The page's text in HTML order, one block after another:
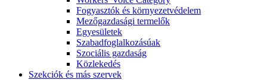
Fogyasztók és környezetvédelem
Mezőgazdasági termelők
Egyesületek
Szabadfoglalkozásúak
Szociális gazdaság
Közlekedés
Szekciók és más szervek